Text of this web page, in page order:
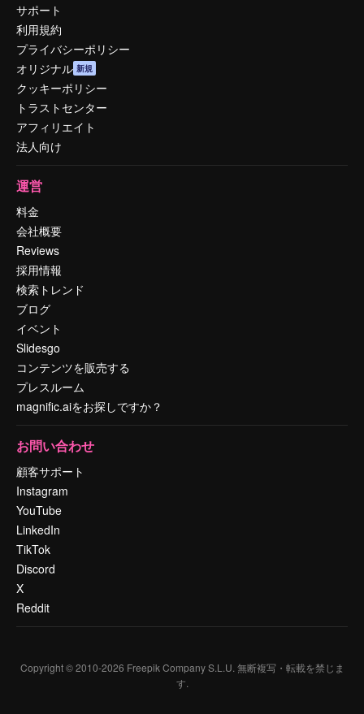
サポート
利用規約
プライバシーポリシー
オリジナル 新規
クッキーポリシー
トラストセンター
アフィリエイト
法人向け
運営
料金
会社概要
Reviews
採用情報
検索トレンド
ブログ
イベント
Slidesgo
コンテンツを販売する
プレスルーム
magnific.aiをお探しですか？
お問い合わせ
顧客サポート
Instagram
YouTube
LinkedIn
TikTok
Discord
X
Reddit
Copyright © 2010-2026 Freepik Company S.L.U. 無断複写・転載を禁じま
す.